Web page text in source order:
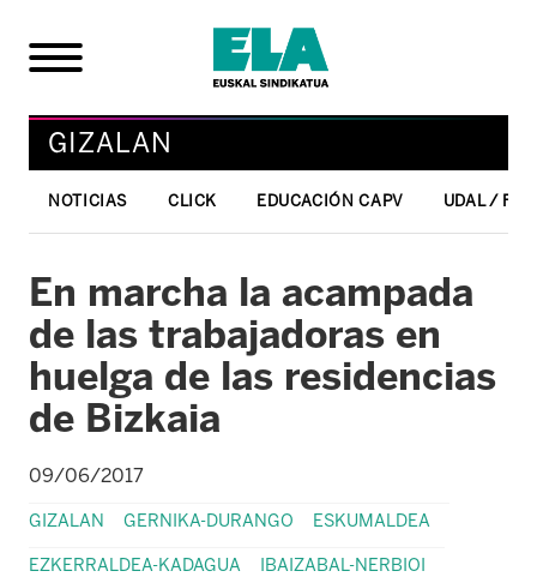
GIZALAN
NOTICIAS CLICK EDUCACIÓN CAPV UDAL /
En marcha la acampada
de las trabajadoras en
huelga de las residencias
de Bizkaia
09/06/2017
GIZALAN GERNIKA-DURANGO ESKUMALDEA
EZKERRALDEA-KADAGUA IBAIZABAL-NERBIOI